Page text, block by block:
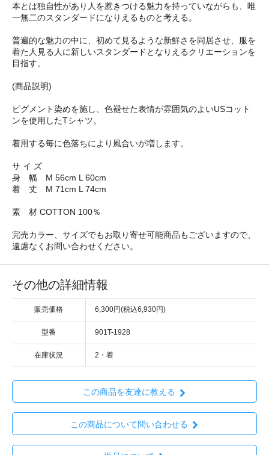
本とは独自性があり人を惹きつける魅力を持っていながらも、唯
一無二のスタンダードになりえるものと考える。
普遍的な魅力の中に、初めて見るような新鮮さを同居させ、服を
着た人見る人に新しいスタンダードとなりえるクリエーションを
目指す。
(商品説明)
ピグメント染めを施し、色褪せた表情が雰囲気のよいUSコット
ンを使用したTシャツ。
着用する毎に色落ちにより風合いが増します。
サ イ ズ
身 幅 M 56cm L 60cm
着 丈 M 71cm L 74cm
素 材 COTTON 100％
完売カラー、サイズでもお取り寄せ可能商品もございますので、
遠慮なくお問い合わせください。
その他の詳細情報
販売価格 6,300円(税込6,930円)
型番 901T-1928
在庫状況 2・着
この商品を友達に教える
この商品について問い合わせる